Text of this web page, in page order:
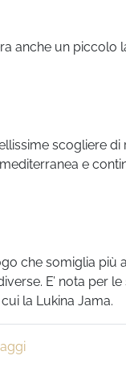
anche un piccolo
scogliere
e
che somiglia più
E’ nota per
la Lukina Jama.